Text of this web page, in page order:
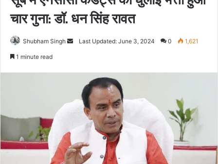
चार गुना: डॉ. धन सिंह रावत
Shubham Singh
SendLast Updated: June 3, 2024 0 1,621
1 minute read